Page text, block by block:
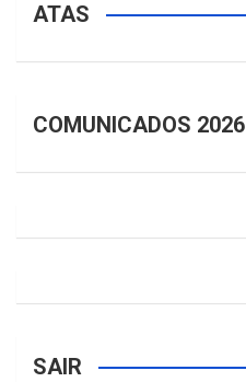
ATAS
COMUNICADOS 2026
SAIR